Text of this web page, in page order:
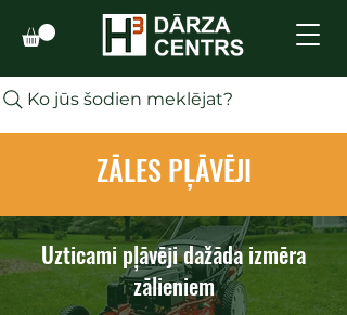
Ko jūs šodien meklējat?
ZĀLES PĻĀVĒJI
Uzticami pļāvēji dažāda izmēra
zālieniem